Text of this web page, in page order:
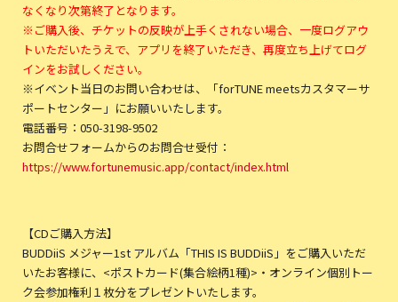
なくなり次第終了となります。
※ご購入後、チケットの反映が上手くされない場合、一度ログアウ
トいただいたうえで、アプリを終了いただき、再度立ち上げてログ
インをお試しください。
※イベント当日のお問い合わせは、「forTUNE meetsカスタマーサ
ポートセンター」にお願いいたします。
電話番号：050-3198-9502
お問合せフォームからのお問合せ受付：
https://www.fortunemusic.app/contact/index.html
【CDご購入方法】
BUDDiiS メジャー1st アルバム「THIS IS BUDDiiS」をご購入いただ
いたお客様に、<ポストカード(集合絵柄1種)>・オンライン個別トー
ク会参加権利１枚分をプレゼントいたします。